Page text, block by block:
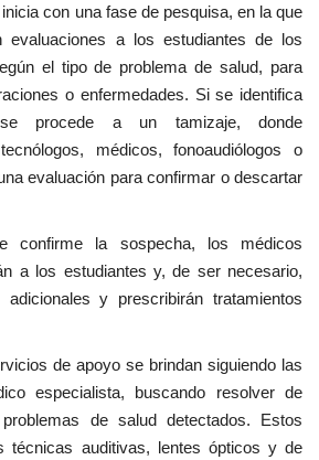
con una fase de pesquisa, en la que
evaluaciones a los estudiantes de los
el tipo de problema de salud, para
o enfermedades. Si se identifica
procede a un tamizaje, donde
médicos, fonoaudiólogos o
evaluación para confirmar o descartar
confirme la sospecha, los médicos
a los estudiantes y, de ser necesario,
adicionales y prescribirán tratamientos
de apoyo se brindan siguiendo las
especialista, buscando resolver de
de salud detectados. Estos
técnicas auditivas, lentes ópticos y de